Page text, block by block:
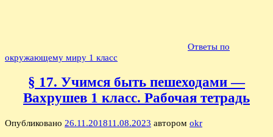
Ответы по
окружающему миру 1 класс
§ 17. Учимся быть пешеходами —
Вахрушев 1 класс. Рабочая тетрадь
Опубликовано 26.11.201811.08.2023 автором okr